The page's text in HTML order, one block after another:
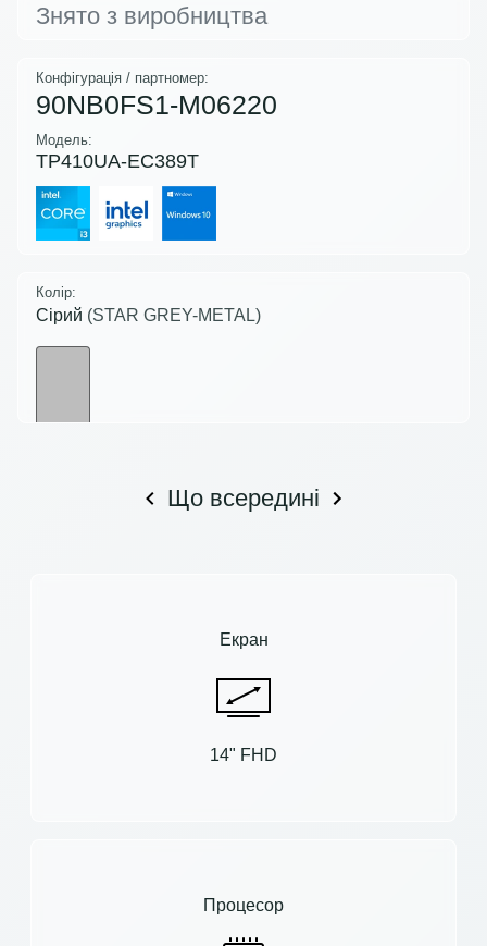
Знято з виробництва
Конфігурація / партномер:
90NB0FS1-M06220
Модель:
TP410UA-EC389T
Колір:
Сірий (STAR GREY-METAL)
Що всередині
Екран
14" FHD
Процесор